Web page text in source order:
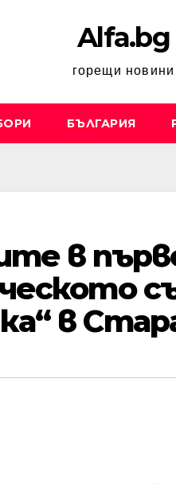
Alfa.bg
горещи новини
БЪЛГАРИЯ
в
в